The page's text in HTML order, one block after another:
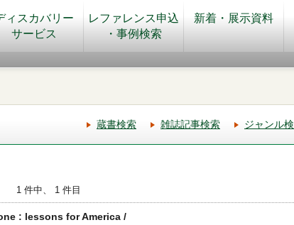
ィスカバリー
サービス
レファレンス申込
・事例検索
新着・展示資料
蔵書検索 雑誌記事検索 ジャンル
1 件中、 1 件目
: lessons for America /